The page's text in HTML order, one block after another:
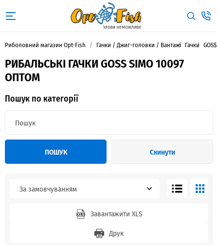
Риболовний магазин Opt-Fish Гачки / Джиг-головки / Вантажі Гачки GOSS
РИБАЛЬСЬКІ ГАЧКИ GOSS SIMO 10097
ОПТОМ
Пошук по категорії
ПОШУК Скинути
За замовчуванням
Завантажити XLS
Друк